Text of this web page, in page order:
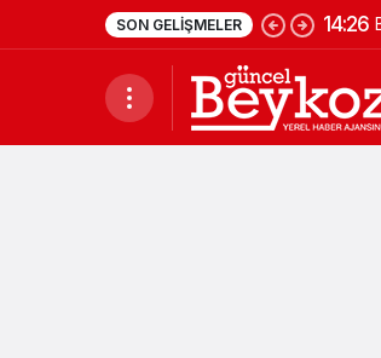
SON GELIŞMELER 14:26